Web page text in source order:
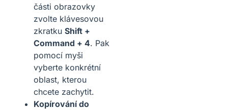
části obrazovky
zvolte klávesovou
zkratku Shift +
Command + 4. Pak
pomocí myši
vyberte konkrétní
oblast, kterou
chcete zachytit.
Kopírování do